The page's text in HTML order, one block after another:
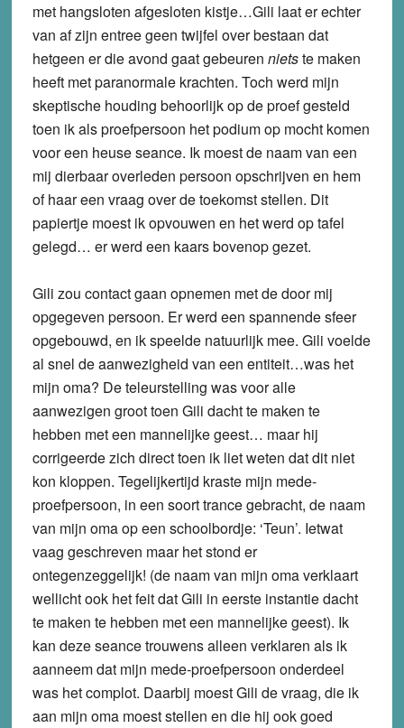
met hangsloten afgesloten kistje…Gili laat er echter
van af zijn entree geen twijfel over bestaan dat
hetgeen er die avond gaat gebeuren nietste maken
heeft met paranormale krachten. Toch werd mijn
skeptische houding behoorlijk op de proef gesteld
toen ik als proefpersoon het podium op mocht komen
voor een heuse seance. Ik moest de naam van een
mij dierbaar overleden persoon opschrijven en hem
of haar een vraag over de toekomst stellen. Dit
papiertje moest ik opvouwen en het werd op tafel
gelegd… er werd een kaars bovenop gezet.
Gili zou contact gaan opnemen met de door mij
opgegeven persoon. Er werd een spannende sfeer
opgebouwd, en ik speelde natuurlijk mee. Gili voelde
al snel de aanwezigheid van een entiteit…was het
mijn oma? De teleurstelling was voor alle
aanwezigen groot toen Gili dacht te maken te
hebben met een mannelijke geest… maar hij
corrigeerde zich direct toen ik liet weten dat dit niet
kon kloppen. Tegelijkertijd kraste mijn mede-
proefpersoon, in een soort trance gebracht, de naam
van mijn oma op een schoolbordje: ‘Teun’. Ietwat
vaag geschreven maar het stond er
ontegenzeggelijk! (de naam van mijn oma verklaart
wellicht ook het feit dat Gili in eerste instantie dacht
te maken te hebben met een mannelijke geest). Ik
kan deze seance trouwens alleen verklaren als ik
aanneem dat mijn mede-proefpersoon onderdeel
was het complot. Daarbij moest Gili de vraag, die ik
aan mijn oma moest stellen en die hij ook goed